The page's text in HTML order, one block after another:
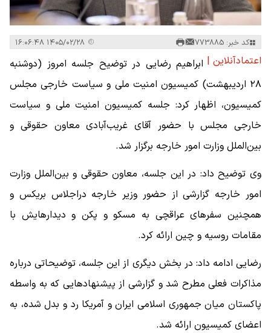
کد خبر: 773885
اعتمادآنلاین | ابراهیم رضایی در توضیح جلسه امروز (دوشنبه
۲۸ اردیبهشت‌) کمیسیون امنیت ملی و سیاست خارجی مجلس
کمیسیون، اظهار کرد: جلسه کمیسیون امنیت ملی و سیاست
خارجی مجلس با حضور آقای غریب‌آبادی معاون حقوقی و
بین‌الملل وزارت امور خارجه برگزار شد.
وی توضیح داد: در این جلسه، معاون حقوقی و بین‌الملل وزارت
امور خارجه گزارشی از حضور وزیر خارجه دراجلاس بریکس و
همچنین سفرهای عراقچی به مسکو و پکن و دیدارهایش با
مقامات روسیه و چین ارائه کرد.
رضایی ادامه داد: در بخش دیگری از این جلسه، توضیحاتی درباره
مذاکرات فعلی مطرح شد و گزارشی از پیشنهادهایی که به واسطه
پاکستان میان جمهوری اسلامی ایران و آمریکا رد و بدل شده، به
اعضای کمیسیون ارائه شد.